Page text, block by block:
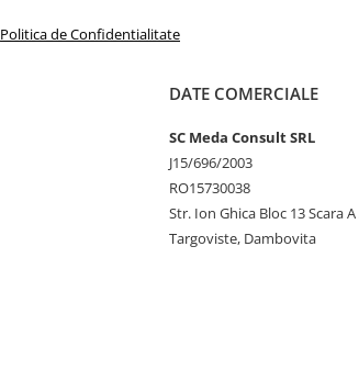
Politica de Confidentialitate
DATE COMERCIALE
SC Meda Consult SRL
J15/696/2003
RO15730038
Str. Ion Ghica Bloc 13 Scara A
Targoviste, Dambovita